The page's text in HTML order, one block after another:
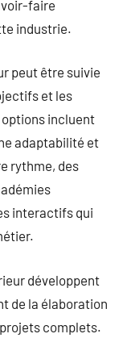
faire
industrie.
peut être suivie
et les
incluent
adaptabilité et
rythme, des
interactifs qui
développent
de la élaboration
projets complets.